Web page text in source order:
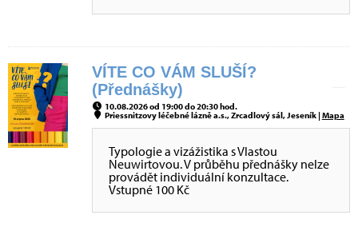
VÍTE CO VÁM SLUŠÍ?
(Přednášky)
10.08.2026 od 19:00 do 20:30 hod.
Priessnitzovy léčebné lázně a.s., Zrcadlový sál, Jeseník |Mapa
Typologie a vizážistika s Vlastou
Neuwirtovou. V průběhu přednášky nelze
provádět individuální konzultace.
Vstupné 100 Kč